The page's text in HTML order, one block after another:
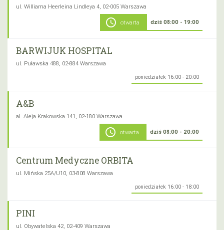
ul. Williama Heerleina Lindleya 4, 02-005 Warszawa
schedule otwarta dziś 08:00 - 19:00
BARWIJUK HOSPITAL
ul. Puławska 488, 02-884 Warszawa
poniedziałek 16:00 - 20:00
A&B
al. Aleja Krakowska 141, 02-180 Warszawa
schedule otwarta dziś 08:00 - 20:00
Centrum Medyczne ORBITA
ul. Mińska 25A/U10, 03-808 Warszawa
poniedziałek 16:00 - 18:00
PINI
ul. Obywatelska 42, 02-409 Warszawa